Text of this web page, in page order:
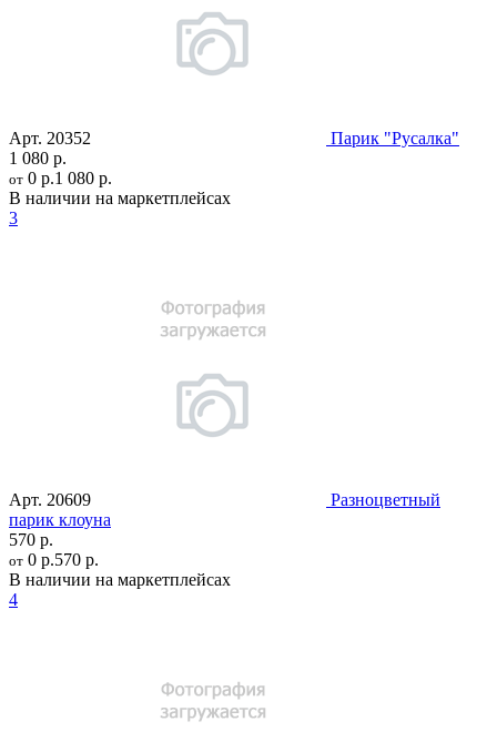
Арт. 20352
Парик "Русалка"
1 080 р.
от 0 р.1 080 р.
В наличии на маркетплейсах
3
Арт. 20609
Разноцветный
парик клоуна
570 р.
от 0 р.570 р.
В наличии на маркетплейсах
4